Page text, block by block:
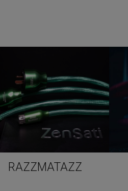
RAZZMATAZZ